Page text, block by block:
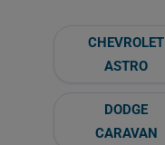
CHEVROLET
ASTRO
DODGE
CARAVAN